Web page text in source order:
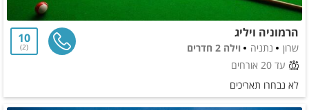
הרמוניה ויליג
שרון נתניה
וילה 2 חדרים
עד 20 אורחים
10
2
לא נבחרו תאריכים